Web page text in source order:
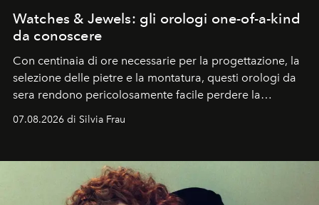
Watches & Jewels: gli orologi one-of-a-kind
da conoscere
Con centinaia di ore necessarie per la progettazione, la
selezione delle pietre e la montatura, questi orologi da
sera rendono pericolosamente facile perdere la
cognizione del tempo. Ma con quadranti così
07.08.2026 di Silvia Frau